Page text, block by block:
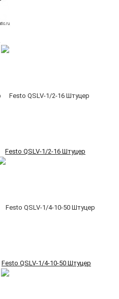
Festo QSLV-1/2-16 Штуцер
Festo QSLV-1/4-10-50 Штуцер